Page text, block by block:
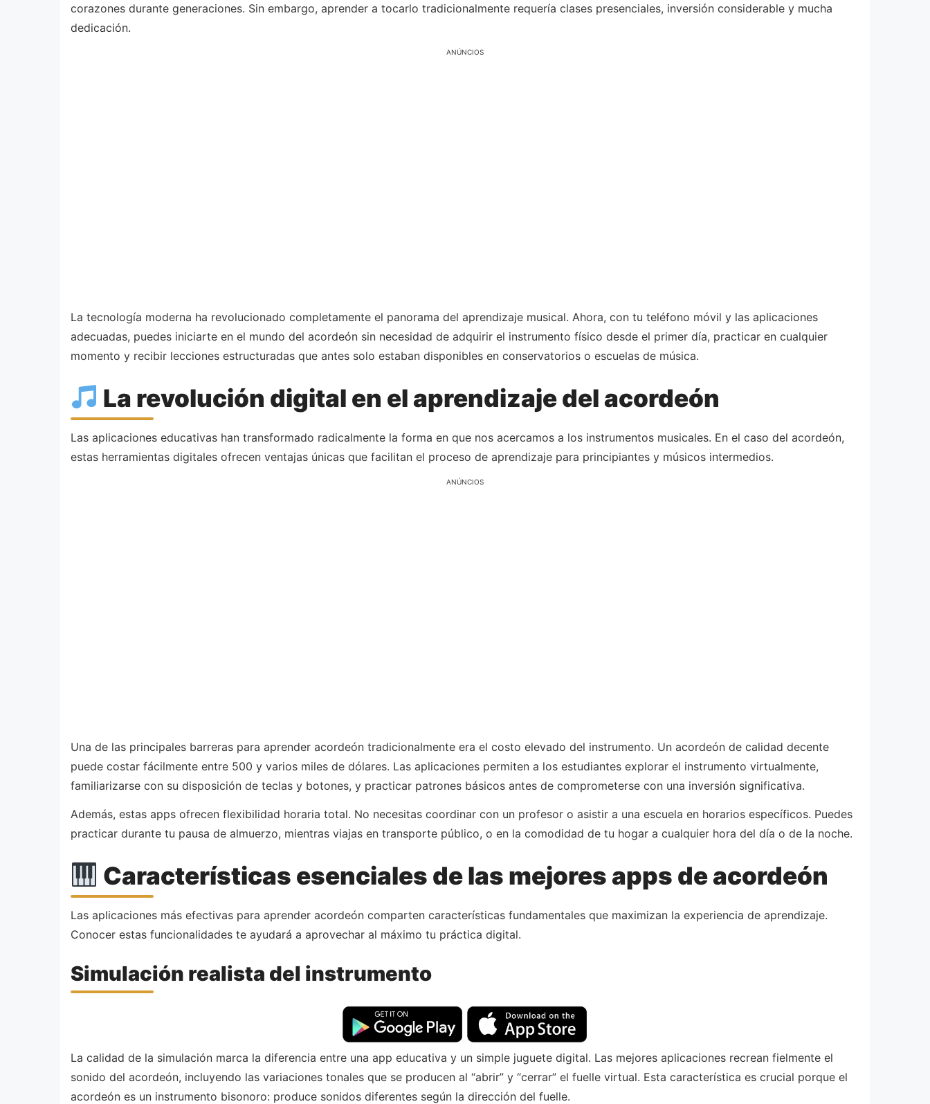
corazones durante generaciones. Sin embargo, aprender a tocarlo tradicionalmente requería clases presenciales, inversión considerable y mucha
dedicación.
ANÚNCIOS
La tecnología moderna ha revolucionado completamente el panorama del aprendizaje musical. Ahora, con tu teléfono móvil y las aplicaciones
adecuadas, puedes iniciarte en el mundo del acordeón sin necesidad de adquirir el instrumento físico desde el primer día, practicar en cualquier
momento y recibir lecciones estructuradas que antes solo estaban disponibles en conservatorios o escuelas de música.
La revolución digital en el aprendizaje del acordeón
Las aplicaciones educativas han transformado radicalmente la forma en que nos acercamos a los instrumentos musicales. En el caso del acordeón,
estas herramientas digitales ofrecen ventajas únicas que facilitan el proceso de aprendizaje para principiantes y músicos intermedios.
ANÚNCIOS
Una de las principales barreras para aprender acordeón tradicionalmente era el costo elevado del instrumento. Un acordeón de calidad decente
puede costar fácilmente entre 500 y varios miles de dólares. Las aplicaciones permiten a los estudiantes explorar el instrumento virtualmente,
familiarizarse con su disposición de teclas y botones, y practicar patrones básicos antes de comprometerse con una inversión significativa.
Además, estas apps ofrecen flexibilidad horaria total. No necesitas coordinar con un profesor o asistir a una escuela en horarios específicos. Puedes
practicar durante tu pausa de almuerzo, mientras viajas en transporte público, o en la comodidad de tu hogar a cualquier hora del día o de la noche.
Características esenciales de las mejores apps de acordeón
Las aplicaciones más efectivas para aprender acordeón comparten características fundamentales que maximizan la experiencia de aprendizaje.
Conocer estas funcionalidades te ayudará a aprovechar al máximo tu práctica digital.
Simulación realista del instrumento
La calidad de la simulación marca la diferencia entre una app educativa y un simple juguete digital. Las mejores aplicaciones recrean fielmente el
sonido del acordeón, incluyendo las variaciones tonales que se producen al “abrir” y “cerrar” el fuelle virtual. Esta característica es crucial porque el
acordeón es un instrumento bisonoro: produce sonidos diferentes según la dirección del fuelle.